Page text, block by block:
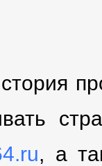
, а